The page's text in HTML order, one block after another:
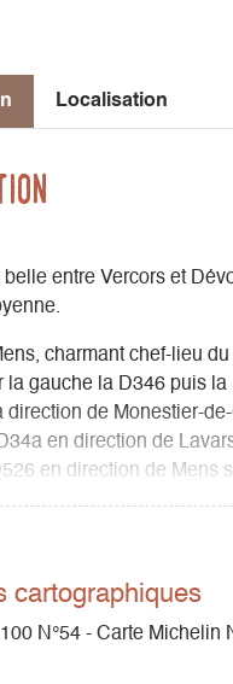
Localisation
entre Vercors et
charmant chef-lieu
la gauche la D346 puis
direction de Monestier-
en direction de
en direction de Mens
cartographiques
N°54 - Carte Michelin